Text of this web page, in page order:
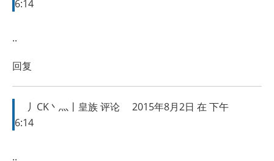
6:14
..
回复
丿CK丶灬丨皇族评论
2015年8月2日 在 下午
6:14
..